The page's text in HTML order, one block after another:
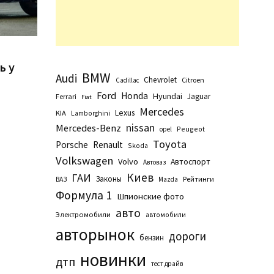
у
Audi BMW Cadillac Chevrolet Citroen
Ferrari
Fiat Ford Honda Hyundai Jaguar
KIA Lamborghini Lexus Mercedes
Mercedes-Benz nissan opel Peugeot
Porsche Renault Skoda
Toyota
Volkswagen Volvo Автоваз Автоспорт
ВАЗ ГАИ Законы Киев Маzda Рейтинги
Формула 1 Шпионские фото
Электромобили авто автомобили
авторынок бензин дороги
дтп новинки тест драйв